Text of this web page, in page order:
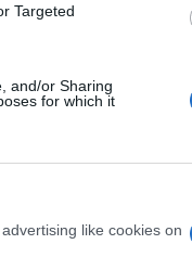
Targeted
and/or Sharing
for which it
like cookies on